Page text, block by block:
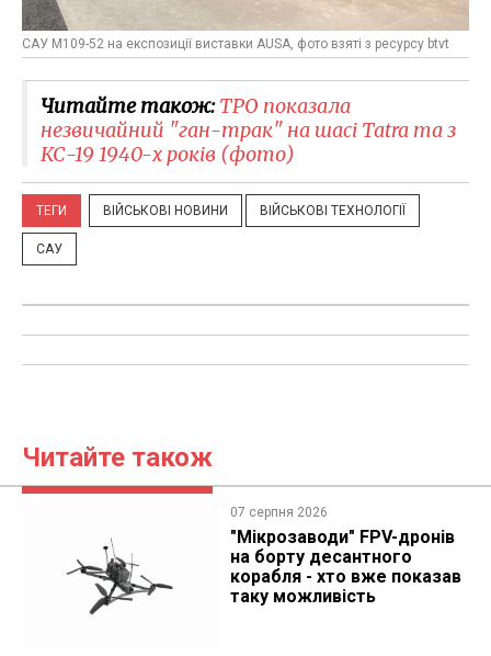
САУ M109-52 на експозиції виставки AUSA, фото взяті з ресурсу btvt
Читайте також:ТРО показала
незвичайний "ган-трак" на шасі Tatra та з
КС-19 1940-х років (фото)
ТЕГИ ВІЙСЬКОВІ НОВИНИ ВІЙСЬКОВІ ТЕХНОЛОГІЇ
САУ
Читайте також
07 серпня 2026
"Мікрозаводи" FPV-дронів
на борту десантного
корабля - хто вже показав
таку можливість